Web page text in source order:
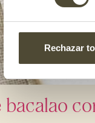
Rechazar
bacalao